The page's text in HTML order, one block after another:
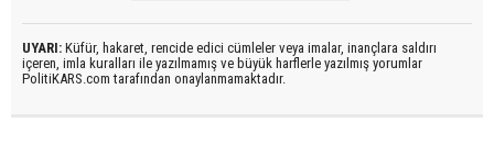
UYARI: Küfür, hakaret, rencide edici cümleler veya imalar, inançlara saldırı
içeren, imla kuralları ile yazılmamış ve büyük harflerle yazılmış yorumlar
PolitiKARS.com tarafından onaylanmamaktadır.